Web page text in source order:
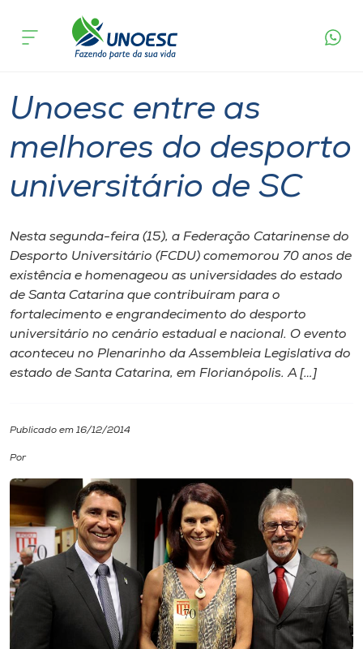
Cursos
Pesquisa
Atendimento ao Estudante
Portal de Ensino
A
Internacionalização
CPA
Biblioteca
Editora
acontece
Unoesc entre as
melhores do desporto
universitário de SC
Nesta segunda-feira (15), a Federação Catarinense do
Desporto Universitário (FCDU) comemorou 70 anos de
existência e homenageou as universidades do estado
de Santa Catarina que contribuíram para o
fortalecimento e engrandecimento do desporto
universitário no cenário estadual e nacional. O evento
aconteceu no Plenarinho da Assembleia Legislativa do
estado de Santa Catarina, em Florianópolis. A […]
Publicado em 16/12/2014
Por